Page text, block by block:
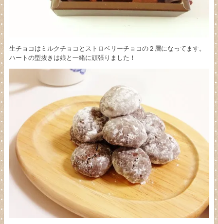
生チョコはミルクチョコとストロベリーチョコの２層になってます。
ハートの型抜きは娘と一緒に頑張りました！